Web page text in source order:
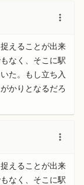
えることが出来
なく、そこに駅
た。もし立ち入
かりとなるだろ
えることが出来
なく、そこに駅